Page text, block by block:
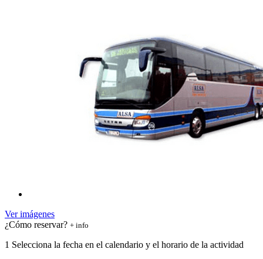
Ver imágenes
¿Cómo reservar? + info
1 Selecciona la fecha en el calendario y el horario de la actividad